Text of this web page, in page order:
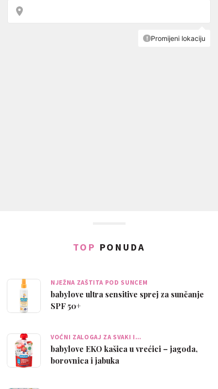
TOP PONUDA
NJEŽNA ZAŠTITA POD SUNCEM
babylove ultra sensitive sprej za sunčanje
SPF 50+
VOĆNI ZALOGAJ ZA SVAKI I…
babylove EKO kašica u vrećici – jagoda,
borovnica i jabuka